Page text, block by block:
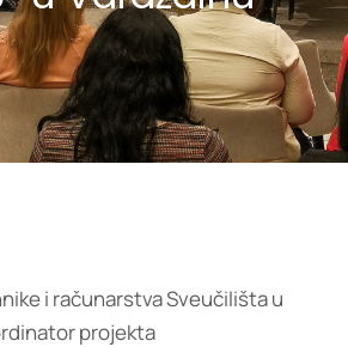
i računarstva Sveučilišta u
projekta